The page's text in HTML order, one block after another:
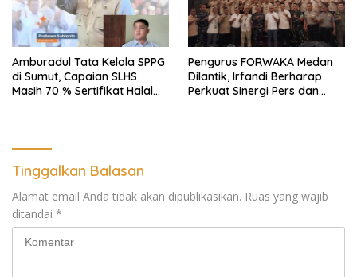
Amburadul Tata Kelola SPPG
di Sumut, Capaian SLHS
Masih 70 % Sertifikat Halal
Pemantau dan Pengawas
MBG
Pengurus FORWAKA Medan
Dilantik, Irfandi Berharap
Perkuat Sinergi Pers dan
Tinggalkan Balasan
Alamat email Anda tidak akan dipublikasikan. Ruas yang wajib
ditandai *